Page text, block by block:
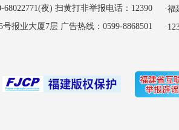
夜) 扫黄打非举报电话：12390
报业大厦7层 广告热线：0599-8868501
·